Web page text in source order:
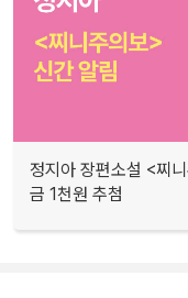
정지아 장편소설 <찌
금 1천원 추첨